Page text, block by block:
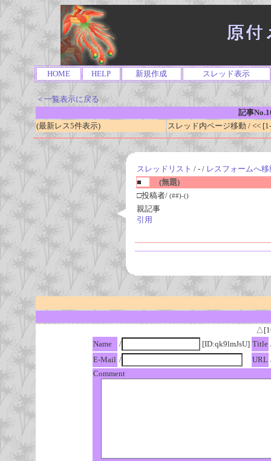
HOME HELP 新規作成 スレッド表示
＜一覧表示に戻る
記事
(最新レス5件表示)
スレッド内ページ移動 / <<
スレッドリスト / - / レスフォームへ移
■
(無題)
□投稿者/ (##)-()
親記事
引用
Name
/ [ID:qk9lmJsU] Title
E-Mail / URL
Comment